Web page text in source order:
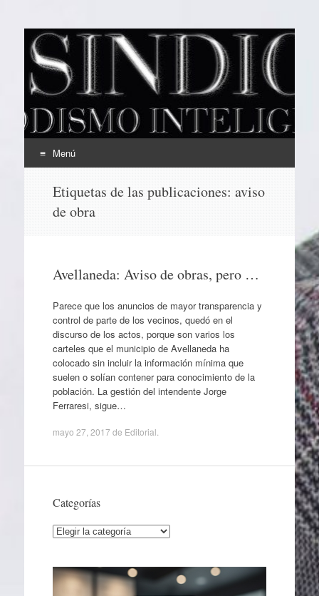
EL SINDICAL
Periodismo Inteligente
Menú
contenido
Etiquetas de las publicaciones: aviso
de obra
Avellaneda: Aviso de obras, pero …
Parece que los anuncios de mayor transparencia y
control de parte de los vecinos, quedó en el
discurso de los actos, porque son varios los
carteles que el municipio de Avellaneda ha
colocado sin incluir la información mínima que
suelen o solían contener para conocimiento de la
población. La gestión del intendente Jorge
Ferraresi, sigue…
mayo 27, 2017 de Editorial
Categorías
Categorías